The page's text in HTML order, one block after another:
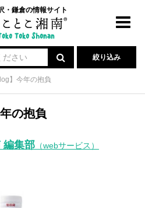
・鎌倉の情報サイト
絞り込み
】今年の抱負
の抱負
編集部 （webサービス）